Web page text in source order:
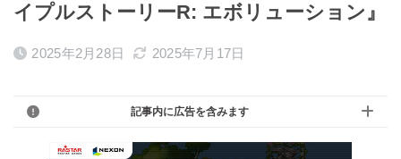
イプルストーリーR: エボリューション』
2025年2月28日 2025年7月17日
記事内に広告を含みます